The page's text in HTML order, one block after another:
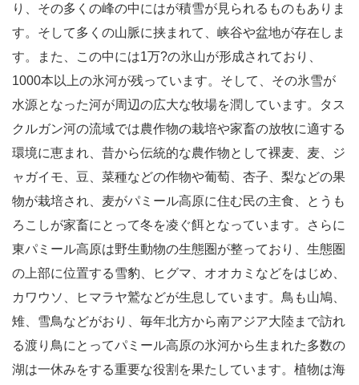
り、その多くの峰の中にはが積雪が見られるものもありま
す。そして多くの山脈に挟まれて、峡谷や盆地が存在しま
す。また、この中には1万?の氷山が形成されており、
1000本以上の氷河が残っています。そして、その氷雪が
水源となった河が周辺の広大な牧場を潤しています。タス
クルガン河の流域では農作物の栽培や家畜の放牧に適する
環境に恵まれ、昔から伝統的な農作物として裸麦、麦、ジ
ャガイモ、豆、菜種などの作物や葡萄、杏子、梨などの果
物が栽培され、麦がパミール高原に住む民の主食、とうも
ろこしが家畜にとって冬を凌ぐ餌となっています。さらに
東パミール高原は野生動物の生態圏が整っており、生態圏
の上部に位置する雪豹、ヒグマ、オオカミなどをはじめ、
カワウソ、ヒマラヤ鷲などが生息しています。鳥も山鳩、
雉、雪鳥などがおり、毎年北方から南アジア大陸まで訪れ
る渡り鳥にとってパミール高原の氷河から生まれた多数の
湖は一休みをする重要な役割を果たしています。植物は海